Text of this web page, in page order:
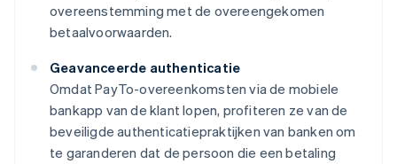
overeenstemming met de overeengekomen
betaalvoorwaarden.
Geavanceerde authenticatie
Omdat PayTo-overeenkomsten via de mobiele
bankapp van de klant lopen, profiteren ze van de
beveiligde authenticatiepraktijken van banken om
te garanderen dat de persoon die een betaling